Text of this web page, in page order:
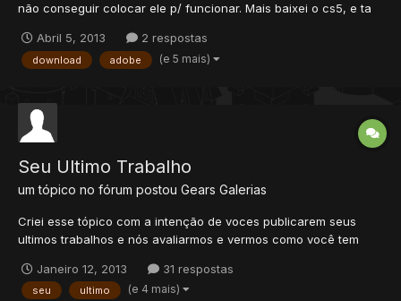
não conseguir colocar ele p/ funcionar. Mais baixei o cs5, e ta
vocês! Assim que eu conseguir o cs6 estarei postando também!
- Baixado e testado -...
Abril 5, 2013 2 respostas
download adobe (e 5 mais)
Seu Ultimo Trabalho
um tópico no fórum postou Gears Galerias
Criei esse tópico com a intenção de voces publicarem seus
ultimos trabalhos e nós avaliarmos e vermos como você tem
quiser por dia , desde que não floode e nao seja
pornografia,etc.. Não desmerecer o trabalho de um membro ,
Janeiro 12, 2013 31 respostas
seu ultimo (e 4 mais)